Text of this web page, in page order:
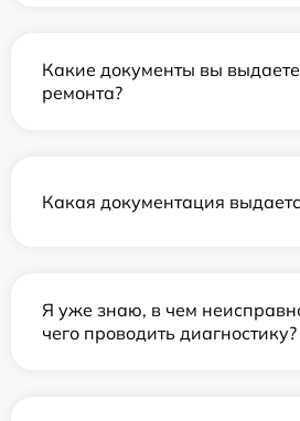
Какие документы вы
ремонта?
Какая документация
Я уже знаю, в чем
чего проводить диагностику?